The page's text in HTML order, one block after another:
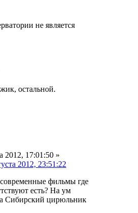
не является
остальной.
2012, 17:01:50 »
2012, 23:51:22
фильмы где
есть? На ум
Сибирский цирюльник